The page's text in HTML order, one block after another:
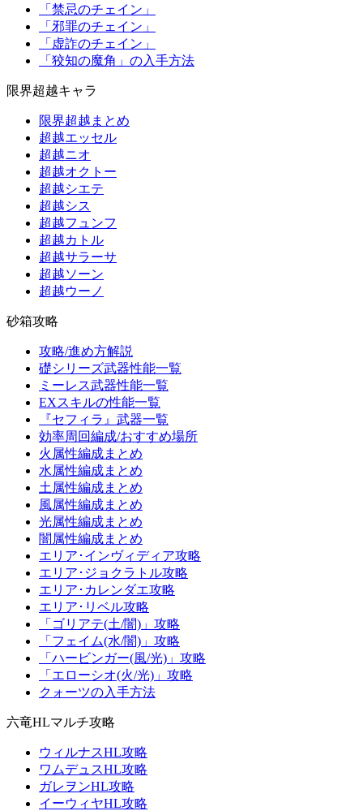
「禁忌のチェイン」
「邪罪のチェイン」
「虚詐のチェイン」
「狡知の魔角」の入手方法
限界超越キャラ
限界超越まとめ
超越エッセル
超越ニオ
超越オクトー
超越シエテ
超越シス
超越フュンフ
超越カトル
超越サラーサ
超越ソーン
超越ウーノ
砂箱攻略
攻略/進め方解説
礎シリーズ武器性能一覧
ミーレス武器性能一覧
EXスキルの性能一覧
『セフィラ』武器一覧
効率周回編成/おすすめ場所
火属性編成まとめ
水属性編成まとめ
土属性編成まとめ
風属性編成まとめ
光属性編成まとめ
闇属性編成まとめ
エリア･インヴィディア攻略
エリア･ジョクラトル攻略
エリア･カレンダエ攻略
エリア･リベル攻略
「ゴリアテ(土/闇)」攻略
「フェイム(水/闇)」攻略
「ハービンガー(風/光)」攻略
「エローシオ(火/光)」攻略
クォーツの入手方法
六竜HLマルチ攻略
ウィルナスHL攻略
ワムデュスHL攻略
ガレヲンHL攻略
イーウィヤHL攻略